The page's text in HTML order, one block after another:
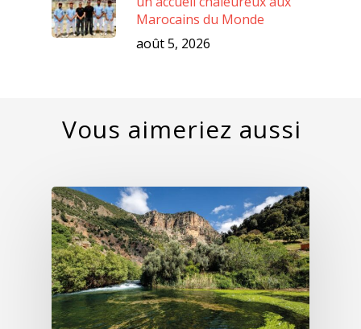
Marocains du Monde
août 5, 2026